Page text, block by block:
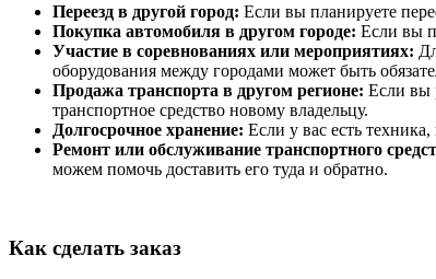
Переезд в другой город: Если вы планируете
Покупка автомобиля в другом городе: Если вы
Участие в соревнованиях или мероприятиях:
оборудования между городами может быть
Продажа транспорта в другом регионе: Если вы
транспортное средство новому владельцу.
Долгосрочное хранение: Если у вас есть
Ремонт или обслуживание транспортного
можем помочь доставить его туда и обратно.
Как сделать заказ